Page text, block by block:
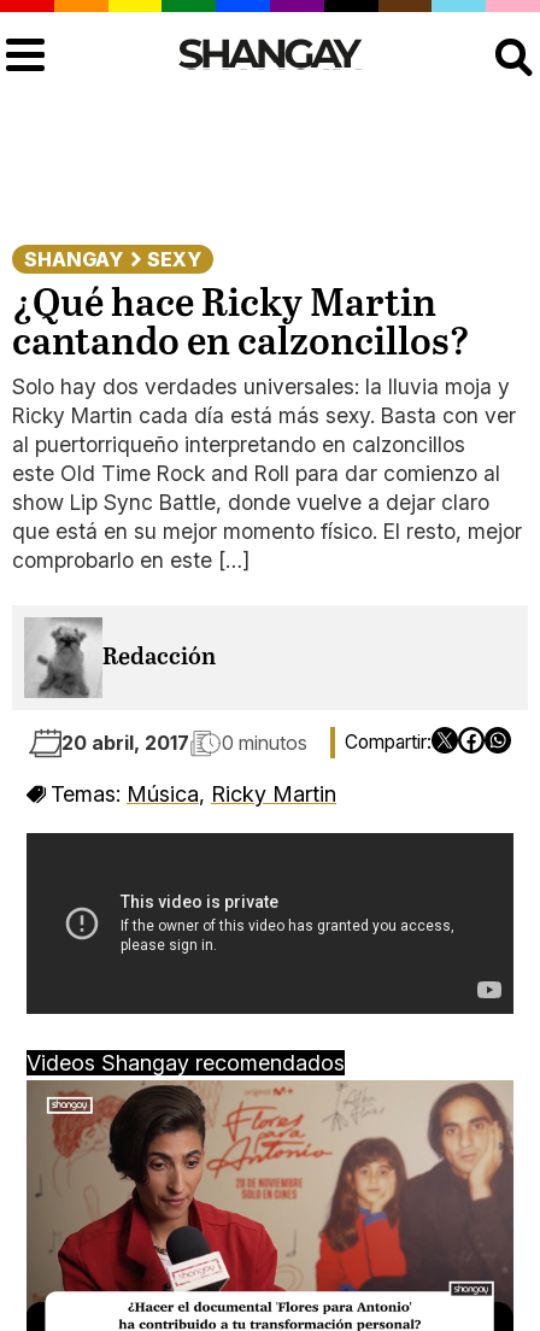
SHANGAY SEXY
¿Qué hace Ricky Martin
cantando en calzoncillos?
Solo hay dos verdades universales: la lluvia moja y
Ricky Martin cada día está más sexy. Basta con ver
al puertorriqueño interpretando en calzoncillos
este Old Time Rock and Roll para dar comienzo al
show Lip Sync Battle, donde vuelve a dejar claro
que está en su mejor momento físico. El resto, mejor
comprobarlo en este […]
Redacción
20 abril, 2017 0 minutos
Temas: Música, Ricky Martin
Videos Shangay recomendados